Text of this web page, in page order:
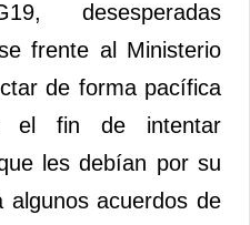
desesperadas
frente al Ministerio
de forma pacífica
el fin de intentar
les debían por su
acuerdos de